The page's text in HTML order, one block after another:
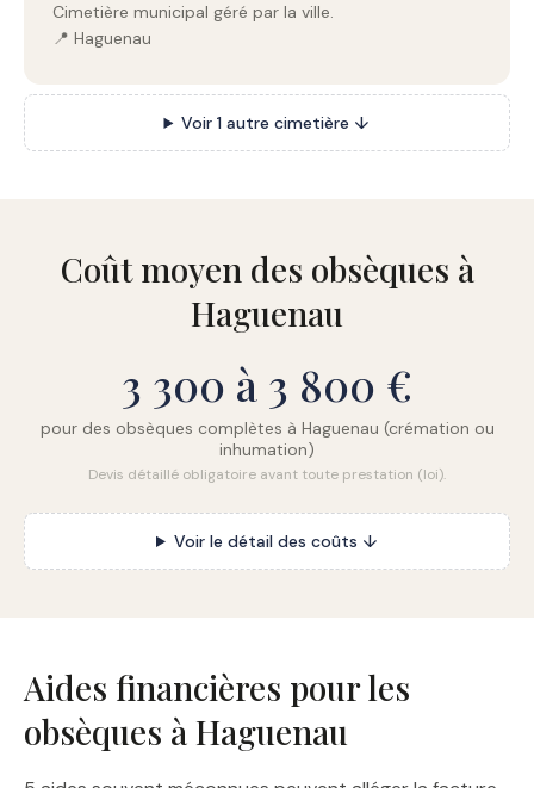
Cimetière municipal géré par la ville.
📍 Haguenau
Voir 1 autre cimetière ↓
Coût moyen des obsèques à
Haguenau
3 300 à 3 800 €
pour des obsèques complètes à Haguenau (crémation ou
inhumation)
Devis détaillé obligatoire avant toute prestation (loi).
Voir le détail des coûts ↓
Aides financières pour les
obsèques à Haguenau